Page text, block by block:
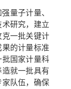
强量子计量、
研究，建立
克一批关键计
的计量标准
国家计量科
就一批具有
家队伍，确保